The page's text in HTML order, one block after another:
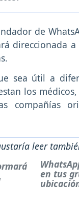
de
direccionada
sea útil a
los
compañías
leer
en tus